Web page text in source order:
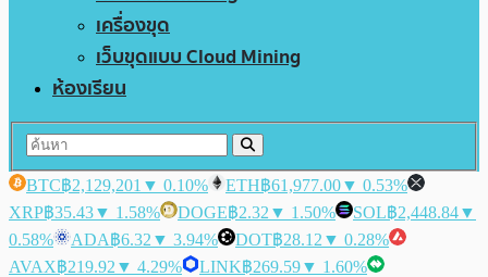
เครื่องขุด
เว็บขุดแบบ Cloud Mining
ห้องเรียน
BTC฿2,129,201 ▼ 0.10% ETH฿61,977.00▼ 0.53%
XRP฿35.43▼ 1.58% DOGE฿2.32 ▼ 1.50% SOL฿2,448.84▼
0.58%
ADA฿6.32 ▼ 3.94% DOT฿28.12 ▼ 0.28%
AVAX฿219.92 ▼ 4.29% LINK฿269.59▼ 1.60%